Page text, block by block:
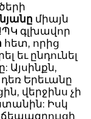
միայն
գլխավոր
հետ, որից
եւ ընդունել
Այսինքն,
դեռ Երեւանը
վերջինս չի
Իսկ